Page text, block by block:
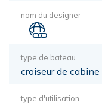
nom du designer
type de bateau
croiseur de cabine
type d'utilisation